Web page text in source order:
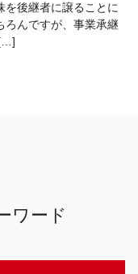
を後継者に譲ることに
ろんですが、事業承継
ワード